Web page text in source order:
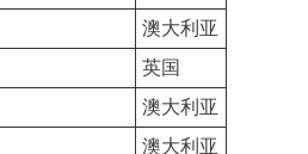
澳大利亚
英国
澳大利亚
澳大利亚